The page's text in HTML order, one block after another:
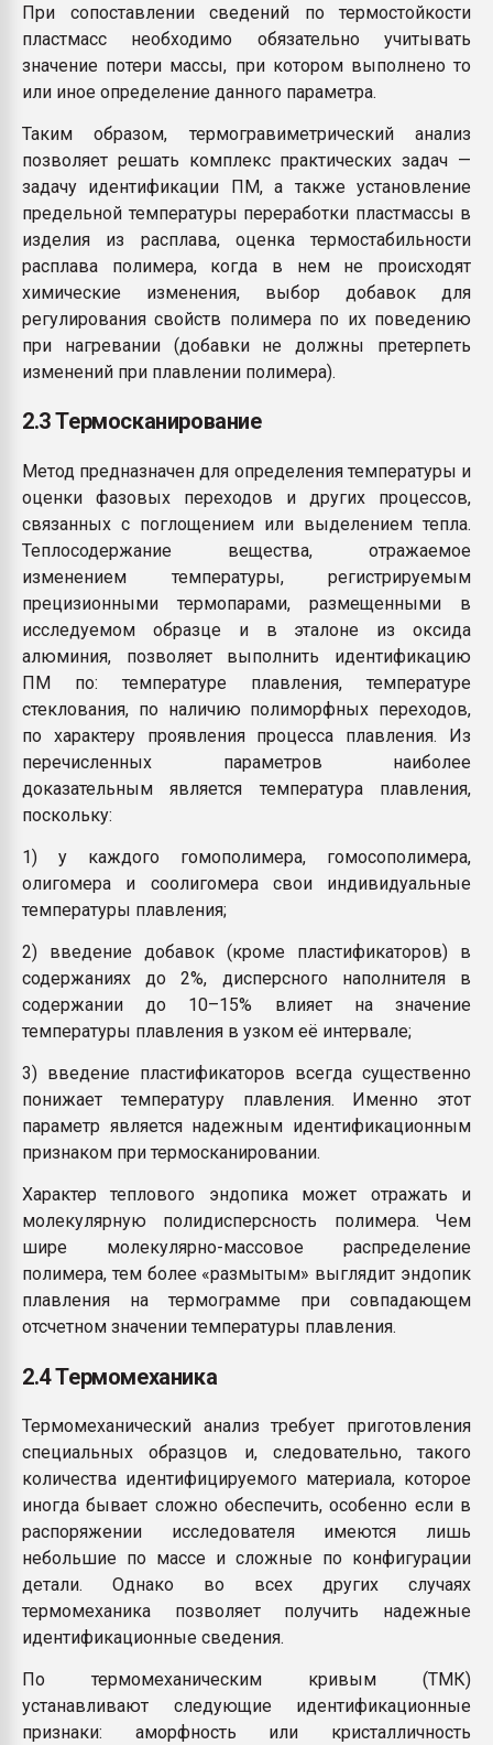
При сопоставлении сведений по термостойкости
пластмасс необходимо обязательно учитывать
значение потери массы, при котором выполнено то
или иное определение данного параметра.
Таким образом, термогравиметрический анализ
позволяет решать комплекс практических задач —
задачу идентификации ПМ, а также установление
предельной температуры переработки пластмассы в
изделия из расплава, оценка термостабильности
расплава полимера, когда в нем не происходят
химические изменения, выбор добавок для
регулирования свойств полимера по их поведению
при нагревании (добавки не должны претерпеть
изменений при плавлении полимера).
2.3 Термосканирование
Метод предназначен для определения температуры и
оценки фазовых переходов и других процессов,
связанных с поглощением или выделением тепла.
Теплосодержание вещества, отражаемое
изменением температуры, регистрируемым
прецизионными термопарами, размещенными в
исследуемом образце и в эталоне из оксида
алюминия, позволяет выполнить идентификацию
ПМ по: температуре плавления, температуре
стеклования, по наличию полиморфных переходов,
по характеру проявления процесса плавления. Из
перечисленных параметров наиболее
доказательным является температура плавления,
поскольку:
1) у каждого гомополимера, гомосополимера,
олигомера и соолигомера свои индивидуальные
температуры плавления;
2) введение добавок (кроме пластификаторов) в
содержаниях до 2%, дисперсного наполнителя в
содержании до 10–15% влияет на значение
температуры плавления в узком её интервале;
3) введение пластификаторов всегда существенно
понижает температуру плавления. Именно этот
параметр является надежным идентификационным
признаком при термосканировании.
Характер теплового эндопика может отражать и
молекулярную полидисперсность полимера. Чем
шире молекулярно-массовое распределение
полимера, тем более «размытым» выглядит эндопик
плавления на термограмме при совпадающем
отсчетном значении температуры плавления.
2.4 Термомеханика
Термомеханический анализ требует приготовления
специальных образцов и, следовательно, такого
количества идентифицируемого материала, которое
иногда бывает сложно обеспечить, особенно если в
распоряжении исследователя имеются лишь
небольшие по массе и сложные по конфигурации
детали. Однако во всех других случаях
термомеханика позволяет получить надежные
идентификационные сведения.
По термомеханическим кривым (ТМК)
устанавливают следующие идентификационные
признаки: аморфность или кристалличность